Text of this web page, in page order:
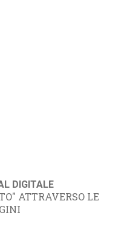
DIGITALE
ATTRAVERSO LE